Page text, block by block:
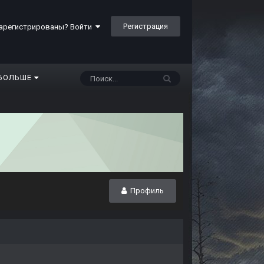
Войти Регистрация
Профиль